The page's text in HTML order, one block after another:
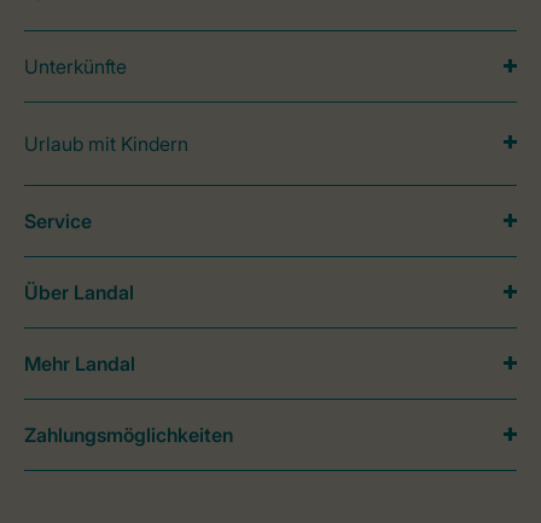
Unterkünfte
Urlaub mit Kindern
Service
Über Landal
Mehr Landal
Zahlungsmöglichkeiten